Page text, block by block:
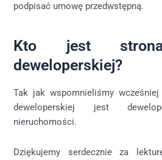
podpisać umowę przedwstępną.
Kto jest
deweloperskiej?
Tak jak wspomnieliśmy
deweloperskiej jest
nieruchomości.
Dziękujemy serdecznie za